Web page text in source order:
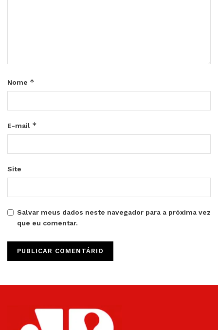
Nome *
E-mail *
Site
Salvar meus dados neste navegador para a próxima vez
que eu comentar.